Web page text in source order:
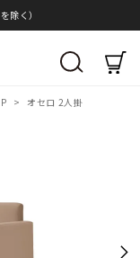
除く）
> オセロ 2人掛